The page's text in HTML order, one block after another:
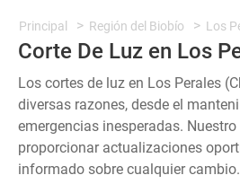
Principal Región del Biobío Los
Corte De Luz en Los
Los cortes de luz en Los Perales
diversas razones, desde el
emergencias inesperadas.
proporcionar actualizaciones
informado sobre cualquier cambio.